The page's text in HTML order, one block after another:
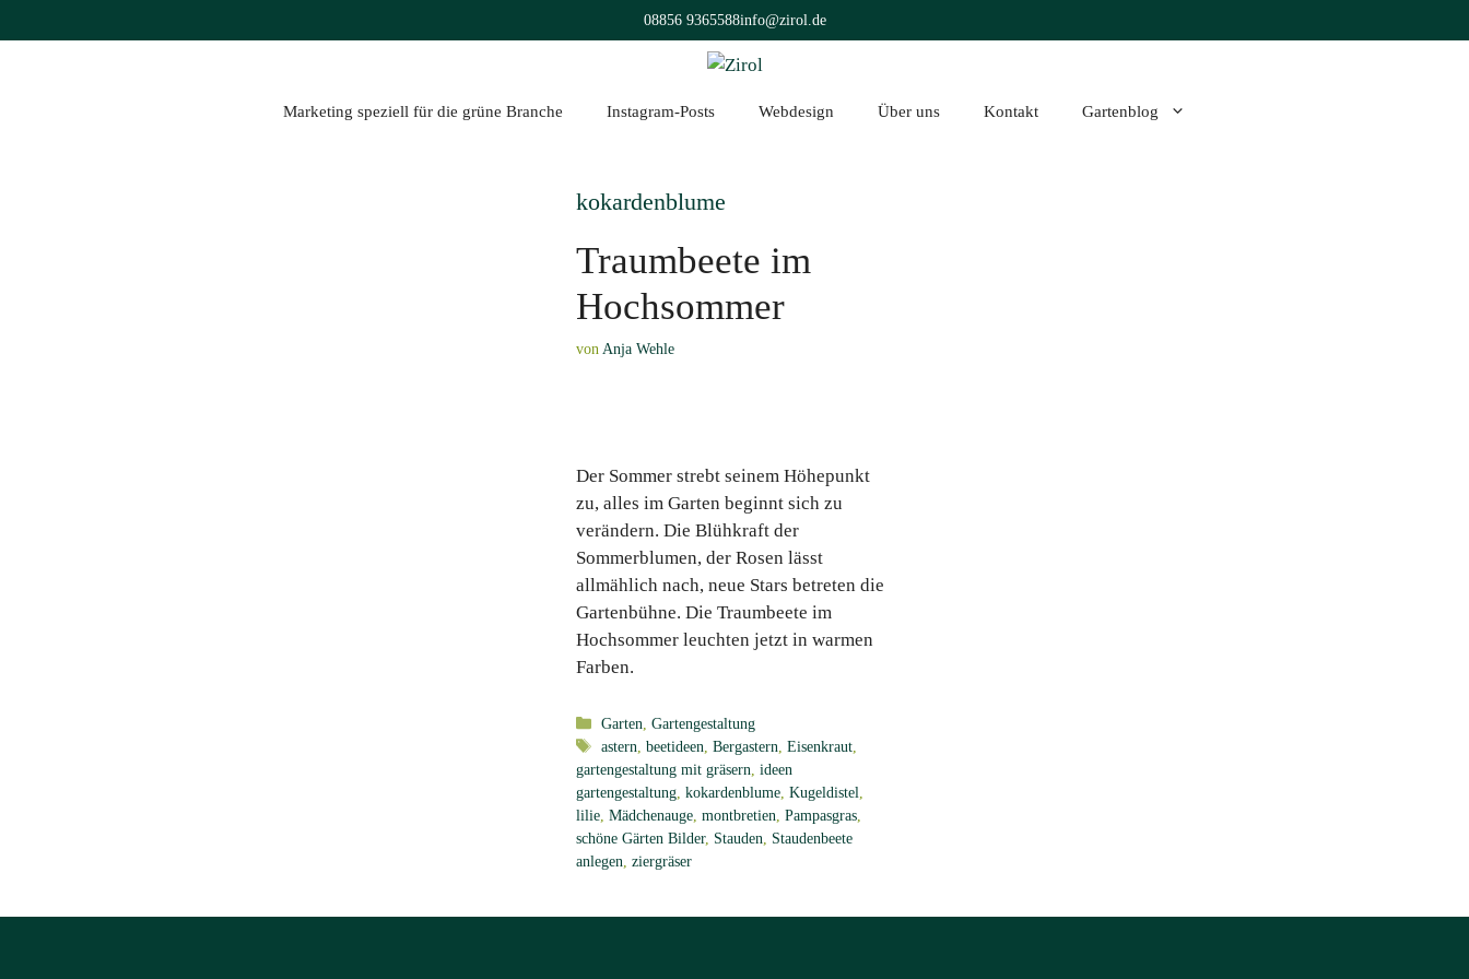
Inhalt
08856 9365588info@zirol.de
Marketing speziell für die grüne Branche Instagram-Posts Webdesign Über uns Kontakt Gartenblog
kokardenblume
Traumbeete im
Hochsommer
vonAnja Wehle
Der Sommer strebt seinem Höhepunkt
zu, alles im Garten beginnt sich zu
verändern. Die Blühkraft der
Sommerblumen, der Rosen lässt
allmählich nach, neue Stars betreten die
Gartenbühne. Die Traumbeete im
Hochsommer leuchten jetzt in warmen
Farben.
Kategorien
Garten ,Gartengestaltung
Schlagwörter
astern ,beetideen ,Bergastern ,Eisenkraut
gartengestaltung mit gräsern ideen
gartengestaltung kokardenblume Kugeldistel
lilie Mädchenauge montbretien Pampasgras
schöne Gärten Bilder, Stauden
Staudenbeete
anlegen ziergräser